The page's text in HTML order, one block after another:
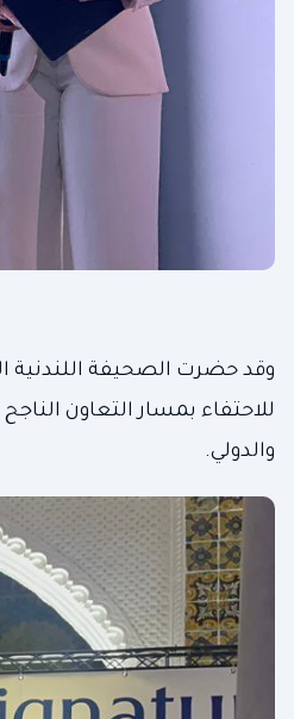
للاحتفاء بمسار التعاون
والدولي.